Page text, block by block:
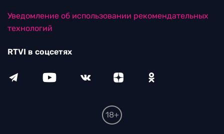
Уведомление об использовании рекомендательных
технологий
RTVI в соцсетях
18+